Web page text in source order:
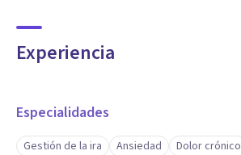
Experiencia
Especialidades
Gestión de la ira Ansiedad Dolor crónico